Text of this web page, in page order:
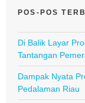
POS-POS
Di Balik Layar
Tantangan
Dampak Nyata
Pedalaman Riau